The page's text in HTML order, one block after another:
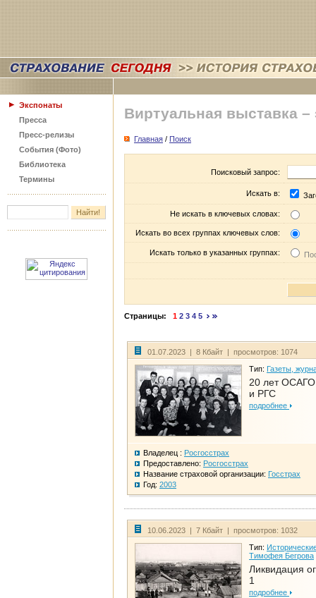
Экспонаты
Пресса
Пресс-релизы
События (Фото)
Библиотека
Термины
Виртуальная выставка –
Главная / Поиск
Поисковый запрос:
Искать в:
Не искать в ключевых словах:
Искать во всех группах ключевых слов:
Искать только в указанных группах:
Страницы: 1 2 3 4 5
01.07.2023 | 8 Кбайт | просмотров: 1074
Тип: Газеты,
20 лет
и РГС
подробнее
Владелец : Росгосстрах
Предоставлено: Росгосстрах
Название страховой организации: Госстрах
Год: 2003
10.06.2023 | 7 Кбайт | просмотров: 1032
Тип:
Тимофея Бегрова
Ликвидация
1
подробнее